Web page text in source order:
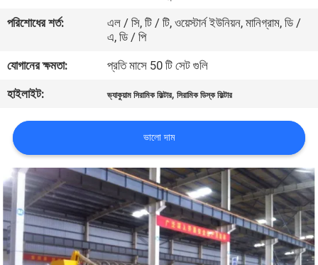
করুন
উদ্ধৃতির
জন্য
সাইট
ম্যাপ
PRIVACY
POLICY
পরিশোধের শর্ত:
এল / সি, টি / টি, ওয়েস্টার্ন ইউনিয়ন, মানিগ্রাম, ডি /
এ, ডি / পি
যোগানের ক্ষমতা:
প্রতি মাসে 50 টি সেট গুলি
হাইলাইট:
ভ্যাকুয়াম সিরামিক ফিল্টার,সিরামিক ডিস্ক ফিল্টার
ভালো দাম